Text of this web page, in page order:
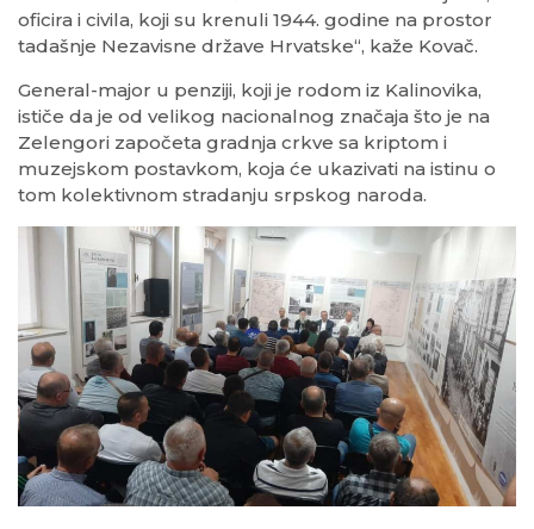
oficira i civila, koji su krenuli 1944. godine na prostor
tadašnje Nezavisne države Hrvatske“, kaže Kovač.
General-major u penziji, koji je rodom iz Kalinovika,
ističe da je od velikog nacionalnog značaja što je na
Zelengori započeta gradnja crkve sa kriptom i
muzejskom postavkom, koja će ukazivati na istinu o
tom kolektivnom stradanju srpskog naroda.